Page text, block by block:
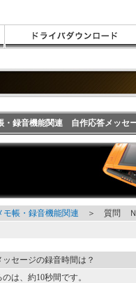
録音機能関連 自作応答メッセ
モ帳・録音機能関連 ＞ 質問 Ｎ
ッセージの録音時間は？
は、約10秒間です。